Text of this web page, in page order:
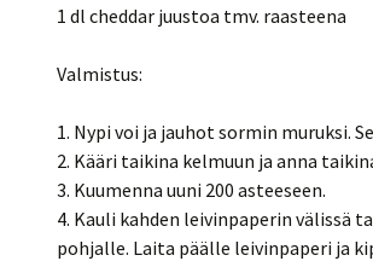
1 dl cheddar juustoa tmv. raasteena
Valmistus:
1. Nypi voi ja jauhot sormin muruksi.
2. Kääri taikina kelmuun ja anna
3. Kuumenna uuni 200 asteeseen.
4. Kauli kahden leivinpaperin välissä
pohjalle. Laita päälle leivinpaperi ja